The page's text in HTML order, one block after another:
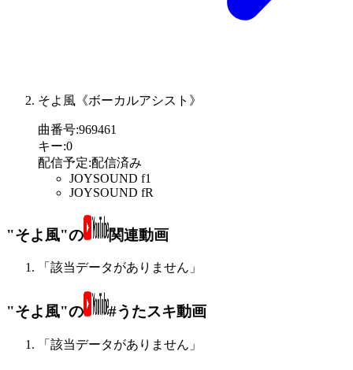
そよ風《ボーカルアシスト》
曲番号:969461
キー:0
配信予定:配信済み
JOYSOUND f1
JOYSOUND fR
"そよ風"の 関連動画
「該当データがありません」
"そよ風"の #うたスキ動画
「該当データがありません」